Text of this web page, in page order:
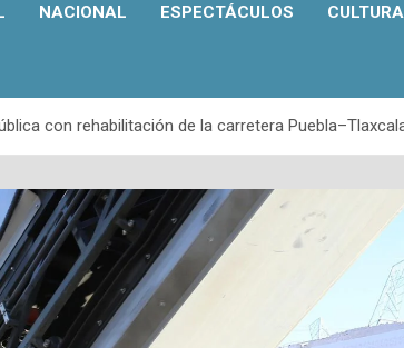
NACIONAL ESPECTÁCULOS
con rehabilitación de la carretera